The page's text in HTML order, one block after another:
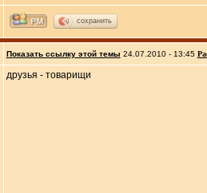
сохранить
Показать ссылку этой темы 24.07.2010 - 13:45
друзья - товарищи